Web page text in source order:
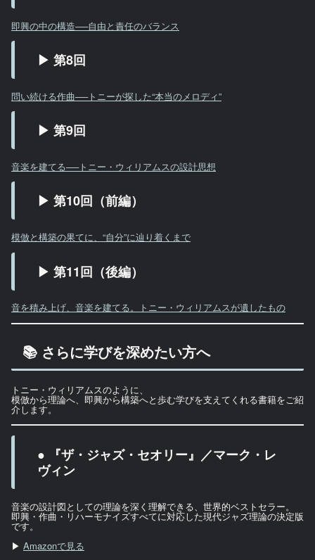
即興の中の構造──自由と責任のバランス
▶ 第8回
問い続ける作曲──トニーが探した“本当のメロディ”
▶ 第9回
音楽を建てる──トニー・ウィリアムスの設計思想
▶ 第10回（前編）
模倣と構築の果てに、“自分”に辿り着くまで
▶ 第11回（後編）
音を積み上げ、音楽を建てる。トニー・ウィリアムスが遺したもの
📚 さらに学びを深めたい方へ
トニー・ウィリアムスのように、
模倣から理論へ、即興から構築へと歩む学びを支えてくれる書籍をご紹
介します。
● 『ザ・ジャズ・セオリー』／マーク・レ
ヴィン
音楽の設計図としての理論を深く理解できる、世界的ベストセラー。
即興・作曲・リハーモナイズすべてに対応した現代ジャズ理論の決定版
です。
▶ Amazonで見る